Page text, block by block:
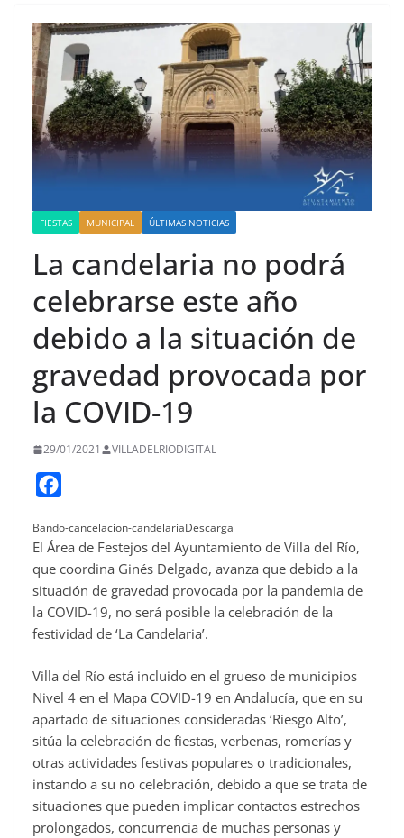
FIESTAS MUNICIPAL ÚLTIMAS NOTICIAS
La candelaria no podrá
celebrarse este año
debido a la situación de
gravedad provocada por
la COVID-19
29/01/2021 VILLADELRIODIGITAL
c
b
o
o
Bando-cancelacion-candelariaDescarga
El Área de Festejos del Ayuntamiento de Villa del Río,
que coordina Ginés Delgado, avanza que debido a la
situación de gravedad provocada por la pandemia de
la COVID-19, no será posible la celebración de la
festividad de ‘La Candelaria’.
Villa del Río está incluido en el grueso de municipios
Nivel 4 en el Mapa COVID-19 en Andalucía, que en su
apartado de situaciones consideradas ‘Riesgo Alto’,
sitúa la celebración de fiestas, verbenas, romerías y
otras actividades festivas populares o tradicionales,
instando a su no celebración, debido a que se trata de
situaciones que pueden implicar contactos estrechos
prolongados, concurrencia de muchas personas y